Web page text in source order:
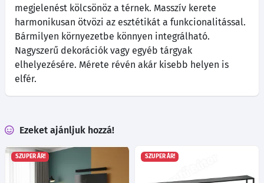
megjelenést kölcsönöz a térnek. Masszív kerete
harmonikusan ötvözi az esztétikát a funkcionalitással.
Bármilyen környezetbe könnyen integrálható.
Nagyszerű dekorációk vagy egyéb tárgyak
elhelyezésére. Mérete révén akár kisebb helyen is
elfér.
Ezeket ajánljuk hozzá!
SZUPER ÁR! SZUPER ÁR!